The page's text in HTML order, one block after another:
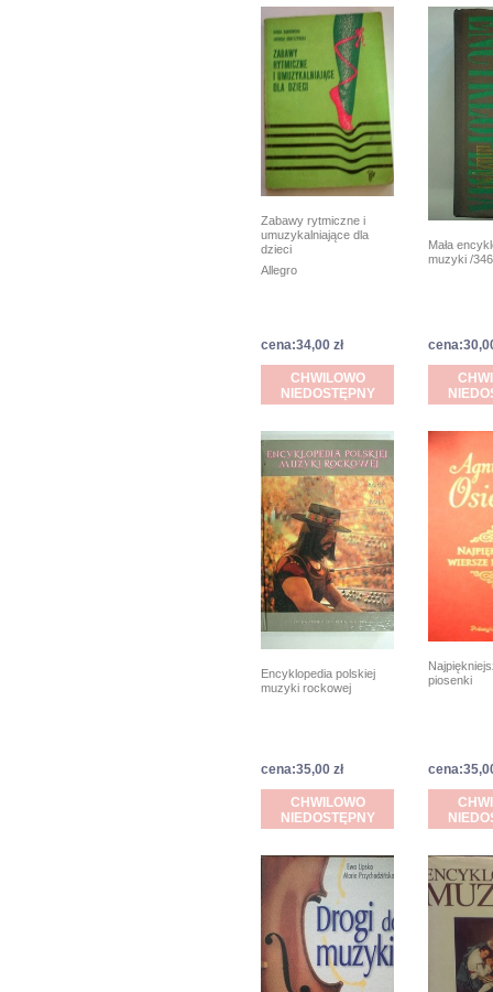
Zabawy rytmiczne i
umuzykalniające dla
dzieci
Allegro
cena:34,00 zł
CHWILOWO
NIEDOSTĘPNY
Mała
muzyki /
Encyklopedia polskiej
muzyki rockowej
cena:35,00 zł
CHWILOWO
NIEDOSTĘPNY
piosenki